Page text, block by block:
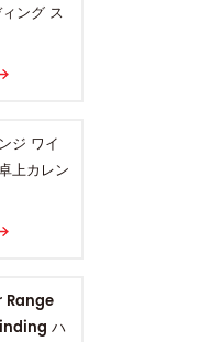
ング ス
ジ ワイ
上カレン
Range
ハ